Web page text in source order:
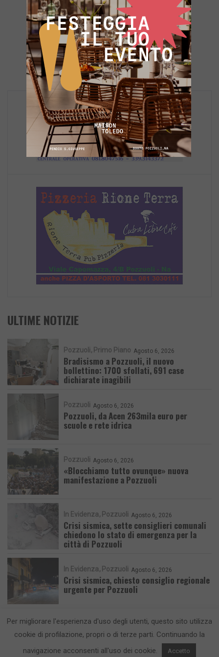
ULTIME NOTIZIE
Pozzuoli Primo Piano Agosto 6, 2026
Bradisismo a Pozzuoli, il nuovo
bollettino: 1700 sfollati, 691 case
dichiarate inagibili
Pozzuoli Agosto 6, 2026
Pozzuoli, da Acen 263mila euro per
scuole e rete idrica
Pozzuoli Agosto 6, 2026
«Blocchiamo tutto ovunque» nuova
manifestazione a Pozzuoli
In Evidenza Pozzuoli Agosto 6, 2026
Crisi sismica, sette consiglieri comunali
chiedono lo stato di emergenza per la
città di Pozzuoli
In Evidenza Pozzuoli Agosto 6, 2026
Crisi sismica, chiesto consiglio regionale
urgente per Pozzuoli
Per migliorare l'esperienza d'uso degli utenti, questo sito utilizza
cookie di profilazione, propri o di terze parti. Continuando la
navigazione acconsenti all'uso dei cookie.
Accetto